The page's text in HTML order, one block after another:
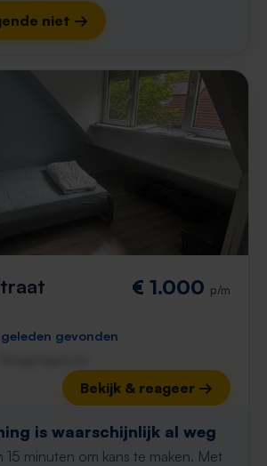
niet →
€ 1.000 p/m
gevonden
Bekijk & reageer →
is waarschijnlijk al weg
15 minuten om kans te maken. Met